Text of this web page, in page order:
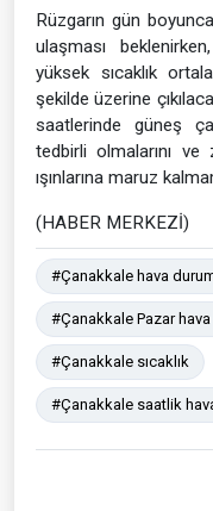
Rüzgarın gün
ulaşması
yüksek sıcaklık
şekilde üzerine
saatlerinde güneş
tedbirli olmalarını
ışınlarına maruz
(HABER MERKEZİ)
#Çanakkale hava
#Çanakkale Pazar
#Çanakkale sıcaklık
#Çanakkale saatlik